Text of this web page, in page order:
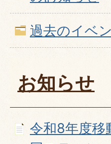
過去のイベ
お知らせ
令和8年度移